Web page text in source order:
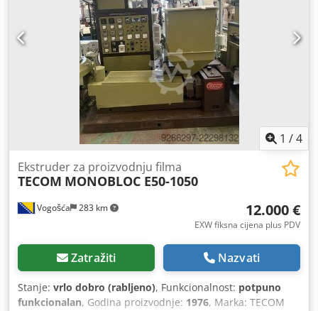
1 /4
Vogošća 283 km
Ekstruder za proizvodnju filma
TECOM MONOBLOC E50-1050
12.000 €
EXW fiksna cijena plus PDV
Zatražiti Nazvati
Stanje: vrlo dobro (rabljeno), Funkcionalnost: potpuno
funkcionalan, Godina proizvodnje: 1976, Marka: TECOM